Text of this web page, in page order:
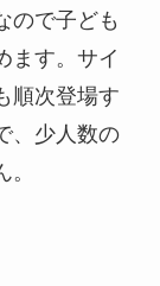
ので子ども
ます。サイ
順次登場す
、少人数の